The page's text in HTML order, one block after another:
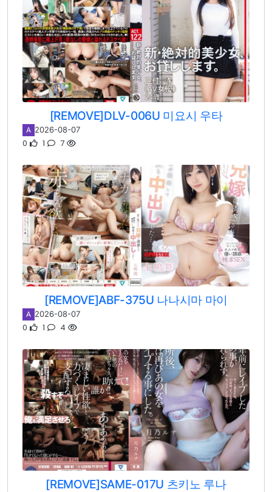
[REMOVE]DLV-006U 미요시 우타
A 2026-08-07
0 1 7
[REMOVE]ABF-375U 나나시마 마이
A 2026-08-07
0 1 4
[REMOVE]SAME-017U 츠키노 루나